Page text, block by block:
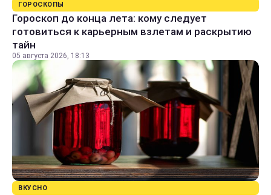
ГОРОСКОПЫ
Гороскоп до конца лета: кому следует
готовиться к карьерным взлетам и раскрытию
тайн
05 августа 2026, 18:13
ВКУСНО